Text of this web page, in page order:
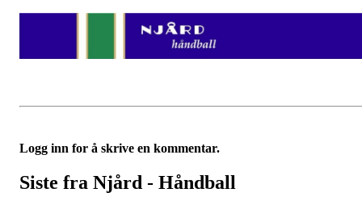
Logg inn for å skrive en kommentar.
Siste fra Njård - Håndball